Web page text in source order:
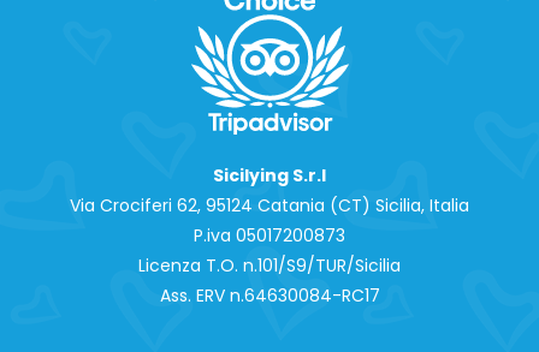
Sicilying S.r.l
Via Crociferi 62, 95124 Catania (CT) Sicilia, Italia
P.iva 0‍5017200873
Licenza T.O. n.101/S9/TUR/Sicilia
Ass. ERV n.64630084-RC17